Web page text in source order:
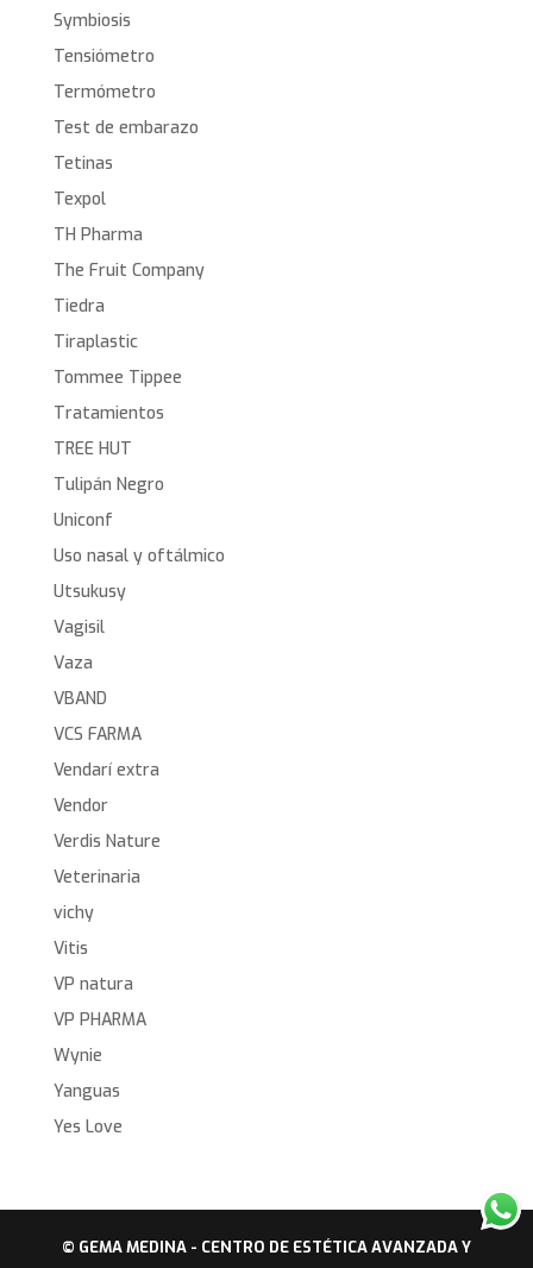
Symbiosis
Tensiómetro
Termómetro
Test de embarazo
Tetinas
Texpol
TH Pharma
The Fruit Company
Tiedra
Tiraplastic
Tommee Tippee
Tratamientos
TREE HUT
Tulipán Negro
Uniconf
Uso nasal y oftálmico
Utsukusy
Vagisil
Vaza
VBAND
VCS FARMA
Vendarí extra
Vendor
Verdis Nature
Veterinaria
vichy
Vitis
VP natura
VP PHARMA
Wynie
Yanguas
Yes Love
© GEMA MEDINA - CENTRO DE ESTÉTICA AVANZADA Y